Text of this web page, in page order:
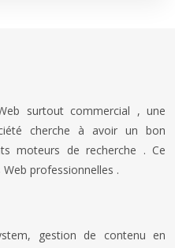
surtout commercial , une
cherche à avoir un bon
moteurs de recherche . Ce
professionnelles .
gestion de contenu en